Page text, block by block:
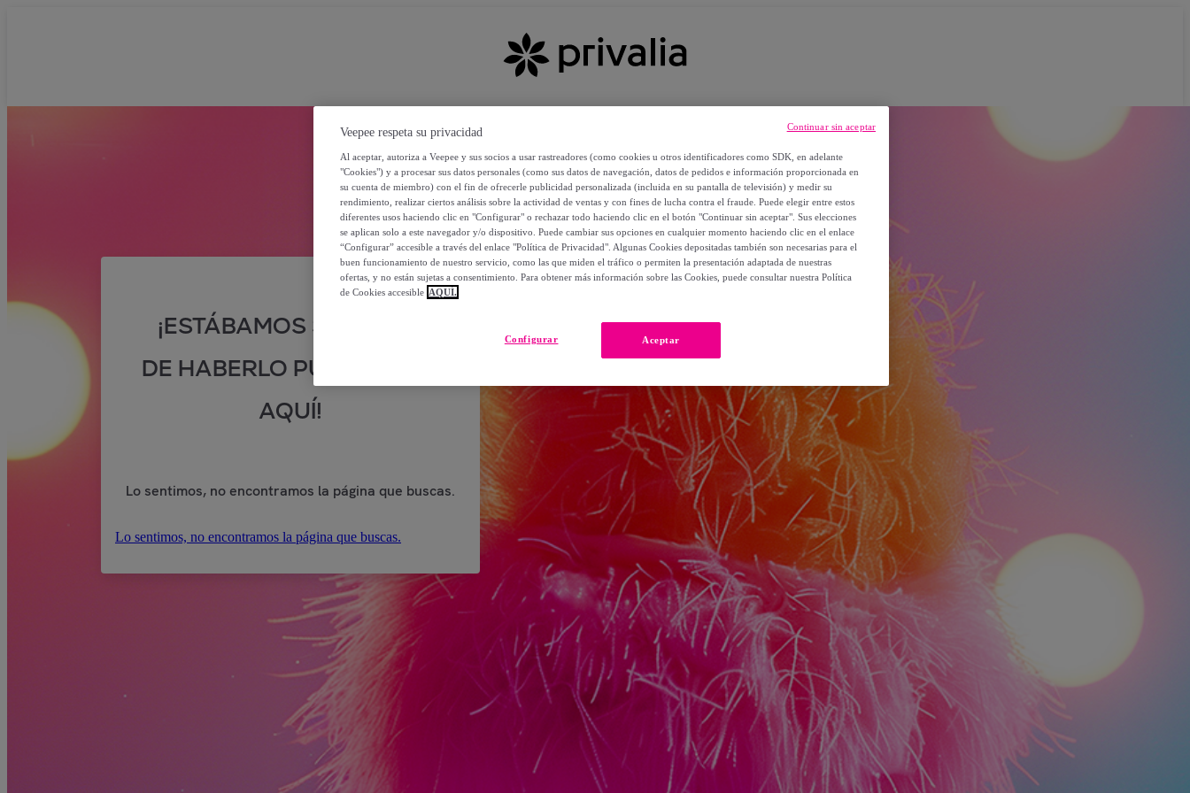
¡ESTÁBAMOS SEGUROS
DE HABERLO PUESTO POR
AQUÍ!
Lo sentimos, no encontramos la página que buscas.
Lo sentimos, no encontramos la página que buscas.
Veepee respeta su privacidad
Al aceptar, autoriza a Veepee y sus socios a usar rastreadores (como cookies u otros identificadores como SDK, en adelante
"Cookies") y a procesar sus datos personales (como sus datos de navegación, datos de pedidos e información proporcionada en
su cuenta de miembro) con el fin de ofrecerle publicidad personalizada (incluida en su pantalla de televisión) y medir su
rendimiento, realizar ciertos análisis sobre la actividad de ventas y con fines de lucha contra el fraude. Puede elegir entre estos
diferentes usos haciendo clic en "Configurar" o rechazar todo haciendo clic en el botón "Continuar sin aceptar". Sus elecciones
se aplican solo a este navegador y/o dispositivo. Puede cambiar sus opciones en cualquier momento haciendo clic en el enlace
“Configurar” accesible a través del enlace "Política de Privacidad". Algunas Cookies depositadas también son necesarias para el
buen funcionamiento de nuestro servicio, como las que miden el tráfico o permiten la presentación adaptada de nuestras
ofertas, y no están sujetas a consentimiento. Para obtener más información sobre las Cookies, puede consultar nuestra Política
de Cookies accesible AQUÍ.
Aceptar
Configurar
Continuar sin aceptar